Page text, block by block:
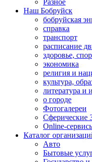
Разное
Наш Бобруйск
бобруйская
справка
транспорт
расписание
здоровье,
экономика
религия и
культура,
литература и
о городе
Фотогалереи
Сферические
Online-
Каталог
Авто
Бытовые